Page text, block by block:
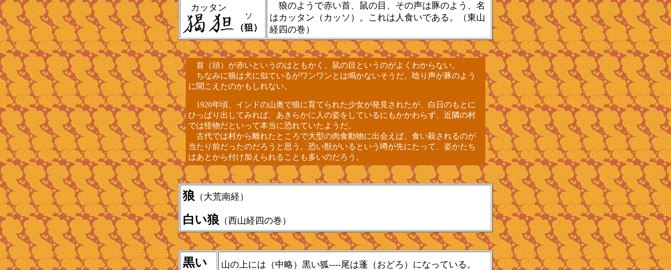
カッタン
ソ
（狙）
狼のようで赤い首、鼠の目、その声は豚のよう、名
はカッタン（カッソ）。これは人食いである。（東山
経四の巻）
首（頭）が赤いというのはともかく、鼠の目というのがよくわからない。
ちなみに狼は犬に似ているがワンワンとは鳴かないそうだ。唸り声が豚のよう
に聞こえたのかもしれない。
1920年頃、インドの山奥で狼に育てられた少女が発見されたが、白日のもとに
ひっぱり出してみれば、あきらかに人の姿をしているにもかかわらず、近隣の村
では怪物だといって本当に恐れていたようだ。
古代では村から離れたところで大型の肉食動物に出会えば、食い殺されるのが
当たり前だったのだろうと思う。恐い獣がいるという噂が先にたって、姿かたち
はあとから付け加えられることも多いのだろう。
狼 （大荒南経）
白い狼 （西山経四の巻）
黒い
山の上には（中略）黒い狐----尾は蓬（おどろ）になっている。